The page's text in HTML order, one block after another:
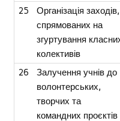
25
Організація заходів,
спрямованих на
згуртування
колективів
26
Залучення учнів до
волонтерських,
творчих та
командних проєктів